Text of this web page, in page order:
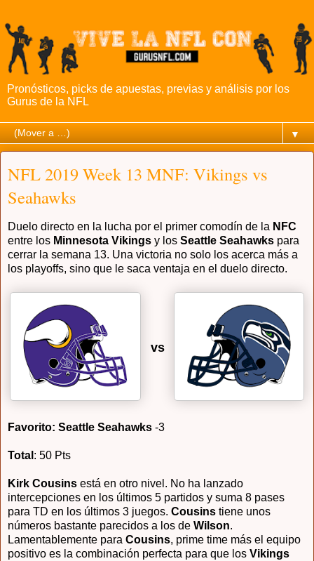
Pronósticos, picks de apuestas, previas y análisis por los
Gurus de la NFL
▼
NFL 2019 Week 13 MNF: Vikings vs
Seahawks
Duelo directo en la lucha por el primer comodín de la NFC
entre los Minnesota Vikings y los Seattle Seahawks para
cerrar la semana 13. Una victoria no solo los acerca más a
los playoffs, sino que le saca ventaja en el duelo directo.
vs
Favorito: Seattle Seahawks -3
Total : 50 Pts
Kirk Cousins está en otro nivel. No ha lanzado
intercepciones en los últimos 5 partidos y suma 8 pases
para TD en los últimos 3 juegos. Cousins tiene unos
números bastante parecidos a los de Wilson.
Lamentablemente para Cousins, prime time más el equipo
positivo es la combinación perfecta para que los Vikings